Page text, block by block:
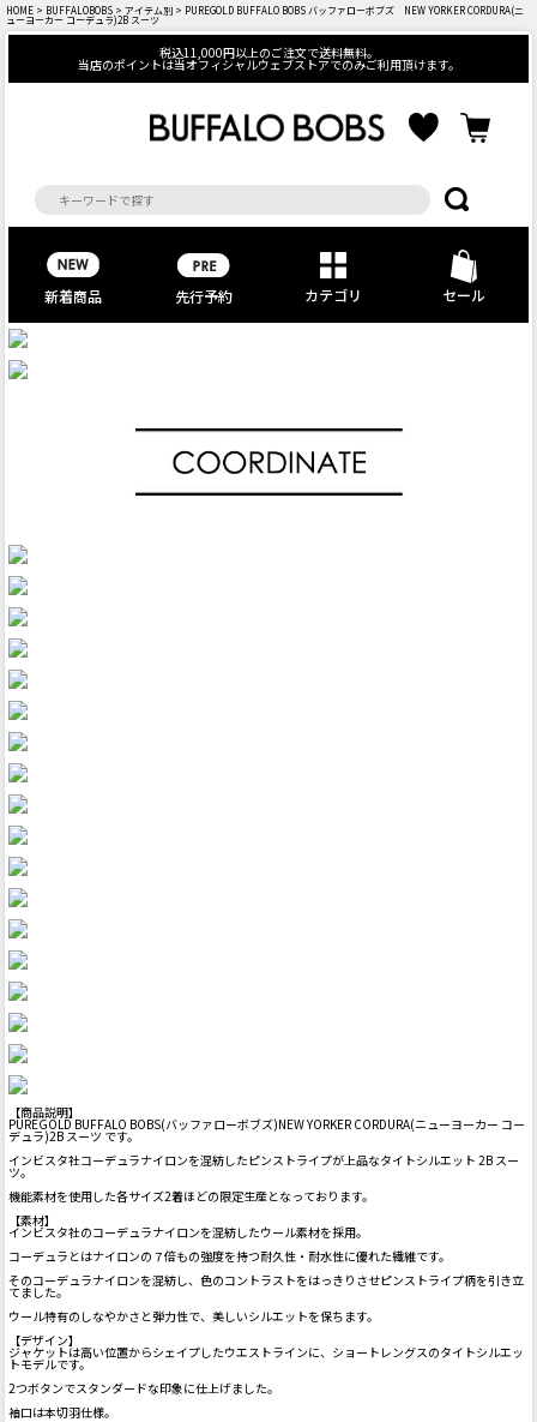
HOME > BUFFALOBOBS > アイテム別 > PUREGOLD BUFFALO BOBS バッファローボブズ NEW YORKER CORDURA(ニ
ューヨーカー コーデュラ)2B スーツ
税込11,000円以上のご注文で送料無料。
当店のポイントは当オフィシャルウェブストアでのみご利用頂けます。
新着商品 先行予約 カテゴリ セール
【商品説明】
PUREGOLD BUFFALO BOBS(バッファローボブズ)NEW YORKER CORDURA(ニューヨーカー コー
デュラ)2B スーツ です。
インビスタ社コーデュラナイロンを混紡したピンストライプが上品なタイトシルエット 2B スー
ツ。
機能素材を使用した各サイズ2着ほどの限定生産となっております。
【素材】
インビスタ社のコーデュラナイロンを混紡したウール素材を採用。
コーデュラとはナイロンの７倍もの強度を持つ耐久性・耐水性に優れた繊維です。
そのコーデュラナイロンを混紡し、色のコントラストをはっきりさせピンストライプ柄を引き立
てました。
ウール特有のしなやかさと弾力性で、美しいシルエットを保ちます。
【デザイン】
ジャケットは高い位置からシェイプしたウエストラインに、ショートレングスのタイトシルエッ
トモデルです。
2つボタンでスタンダードな印象に仕上げました。
袖口は本切羽仕様。